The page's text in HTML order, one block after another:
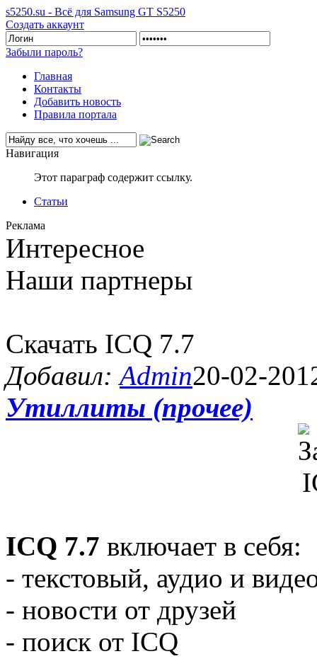
s5250.su - Всё для Samsung GT S5250
Создать аккаунт
Забыли пароль?
Главная
Контакты
Добавить новость
Правила портала
Навигация
Этот параграф содержит ссылку.
Статьи
Реклама
Интересное
Наши партнеры
Скачать ICQ 7.7
Добавил:Admin20-02-
Утиллиты (прочее)
ICQ 7.7 включает в себя:
- текстовый, аудио и
- новости от друзей
- поиск от ICQ